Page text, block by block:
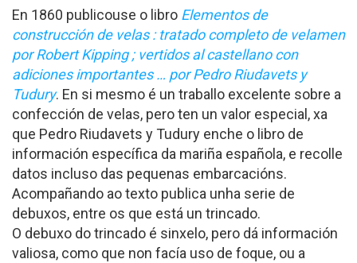
En 1860 publicouse o libro Elementos de
construcción de velas : tratado completo de velamen
por Robert Kipping ; vertidos al castellano con
adiciones importantes … por Pedro Riudavets y
Tudury. En si mesmo é un traballo excelente sobre a
confección de velas, pero ten un valor especial, xa
que Pedro Riudavets y Tudury enche o libro de
información específica da mariña española, e recolle
datos incluso das pequenas embarcacións.
Acompañando ao texto publica unha serie de
debuxos, entre os que está un trincado.
O debuxo do trincado é sinxelo, pero dá información
valiosa, como que non facía uso de foque, ou a